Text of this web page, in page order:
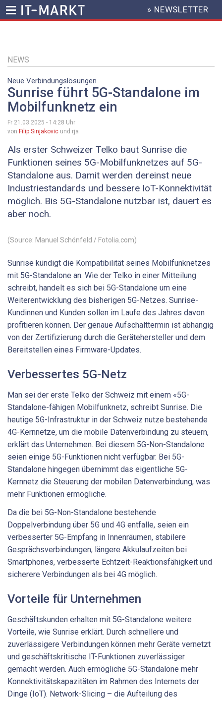
Inhalt
HEADER
MENU
» NEWSLETTER
NEWS
Neue Verbindungslösungen
Sunrise führt 5G-Standalone im
Mobilfunknetz ein
Fr 21.03.2025 - 14:28 Uhr
von Filip Sinjakovic und rja
Als erster Schweizer Telko baut Sunrise die
Funktionen seines 5G-Mobilfunknetzes auf 5G-
Standalone aus. Damit werden dereinst neue
Industriestandards und bessere IoT-Konnektivität
möglich. Bis 5G-Standalone nutzbar ist, dauert es
aber noch.
(Source: Manuel Schönfeld / Fotolia.com)
Sunrise kündigt die Kompatibilität seines Mobilfunknetzes
mit 5G-Standalone an. Wie der Telko in einer Mitteilung
schreibt, handelt es sich bei 5G-Standalone um eine
Weiterentwicklung des bisherigen 5G-Netzes. Sunrise-
Kundinnen und Kunden sollen im Laufe des Jahres davon
profitieren können. Der genaue Aufschalttermin ist abhängig
von der Zertifizierung durch die Gerätehersteller und dem
Bereitstellen eines Firmware-Updates.
Verbessertes 5G-Netz
Man sei der erste Telko der Schweiz mit einem «5G-
Standalone-fähigen Mobilfunknetz, schreibt Sunrise. Die
heutige 5G-Infrastruktur in der Schweiz nutze bestehende
4G-Kernnetze, um die mobile Datenverbindung zu steuern,
erklärt das Unternehmen. Bei diesem 5G-Non-Standalone
seien einige 5G-Funktionen nicht verfügbar. Bei 5G-
Standalone hingegen übernimmt das eigentliche 5G-
Kernnetz die Steuerung der mobilen Datenverbindung, was
mehr Funktionen ermögliche.
Da die bei 5G-Non-Standalone bestehende
Doppelverbindung über 5G und 4G entfalle, seien ein
verbesserter 5G-Empfang in Innenräumen, stabilere
Gesprächsverbindungen, längere Akkulaufzeiten bei
Smartphones, verbesserte Echtzeit-Reaktionsfähigkeit und
sicherere Verbindungen als bei 4G möglich.
Vorteile für Unternehmen
Geschäftskunden erhalten mit 5G-Standalone weitere
Vorteile, wie Sunrise erklärt. Durch schnellere und
zuverlässigere Verbindungen können mehr Geräte vernetzt
und geschäftskritische IT-Funktionen zuverlässiger
gemacht werden. Auch ermögliche 5G-Standalone mehr
Konnektivitätskapazitäten im Rahmen des Internets der
Dinge (IoT). Network-Slicing – die Aufteilung des